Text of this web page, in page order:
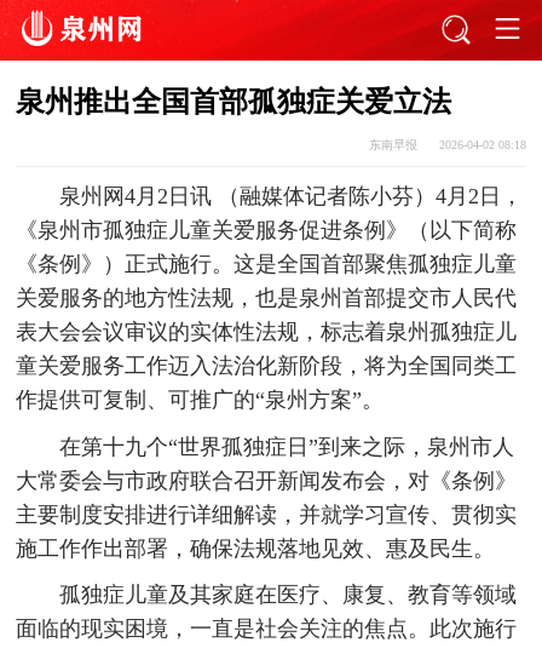
泉州推出全国首部孤独症关爱立法
东南早报 2026-04-02 08:18
泉州网4月2日讯 （融媒体记者陈小芬）4月2日，
《泉州市孤独症儿童关爱服务促进条例》（以下简称
《条例》）正式施行。这是全国首部聚焦孤独症儿童
关爱服务的地方性法规，也是泉州首部提交市人民代
表大会会议审议的实体性法规，标志着泉州孤独症儿
童关爱服务工作迈入法治化新阶段，将为全国同类工
作提供可复制、可推广的“泉州方案”。
在第十九个“世界孤独症日”到来之际，泉州市人
大常委会与市政府联合召开新闻发布会，对《条例》
主要制度安排进行详细解读，并就学习宣传、贯彻实
施工作作出部署，确保法规落地见效、惠及民生。
孤独症儿童及其家庭在医疗、康复、教育等领域
面临的现实困境，一直是社会关注的焦点。此次施行